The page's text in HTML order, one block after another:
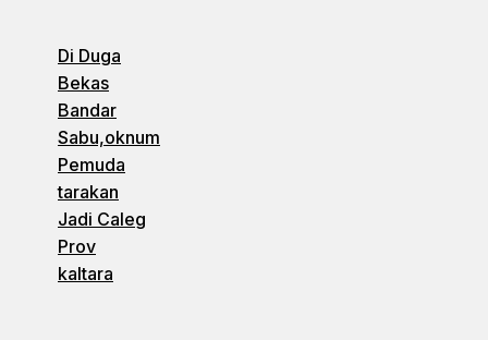
Di Duga
Bekas
Bandar
Sabu,oknum
Pemuda
tarakan
Jadi Caleg
Prov
kaltara